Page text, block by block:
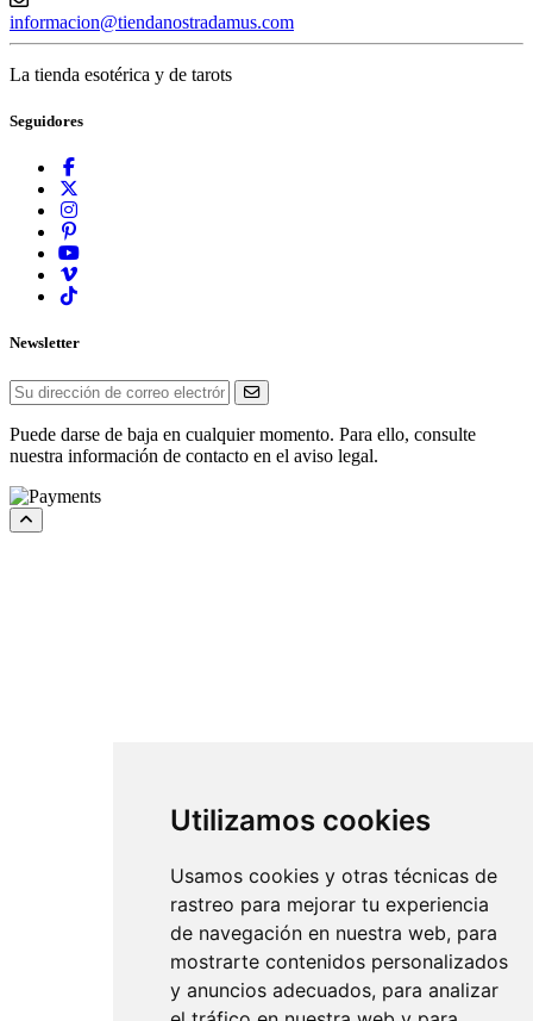
Utilizamos cookies
Usamos cookies y otras técnicas de
rastreo para mejorar tu experiencia
de navegación en nuestra web, para
mostrarte contenidos personalizados
y anuncios adecuados, para analizar
informacion@tiendanostradamus.com
La tienda esotérica y de tarots
Seguidores
Newsletter
Puede darse de baja en cualquier momento. Para ello, consulte
nuestra información de contacto en el aviso legal.